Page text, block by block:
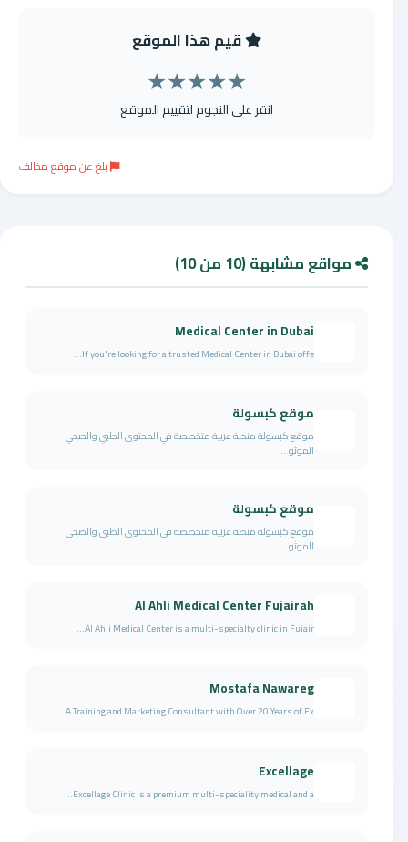
قيم هذا الموقع
★
★
★
★
★
انقر على النجوم لتقييم الموقع
بلغ عن موقع مخالف
مواقع مشابهة (10 من 10)
Medical Center in Dubai
If you're looking for a trusted Medical Center in Dubai offe...
موقع كبسولة
موقع كبسولة منصة عربية متخصصة في المحتوى الطبي والصحي
الموثو...
موقع كبسولة
موقع كبسولة منصة عربية متخصصة في المحتوى الطبي والصحي
الموثو...
Al Ahli Medical Center Fujairah
Al Ahli Medical Center is a multi-specialty clinic in Fujair...
Mostafa Nawareg
A Training and Marketing Consultant with Over 20 Years of Ex...
Excellage
Excellage Clinic is a premium multi-speciality medical and a...